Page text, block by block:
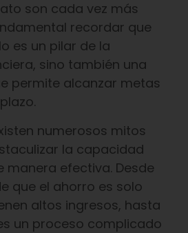
son cada vez más
recordar que
es un pilar de la
sino también una
permite alcanzar metas
numerosos mitos
la capacidad
manera efectiva. Desde
que el ahorro es solo
altos ingresos, hasta
un proceso complicado